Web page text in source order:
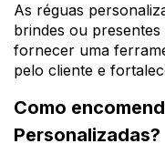
As réguas
brindes ou
fornecer uma
pelo cliente e
Como
Personalizadas?